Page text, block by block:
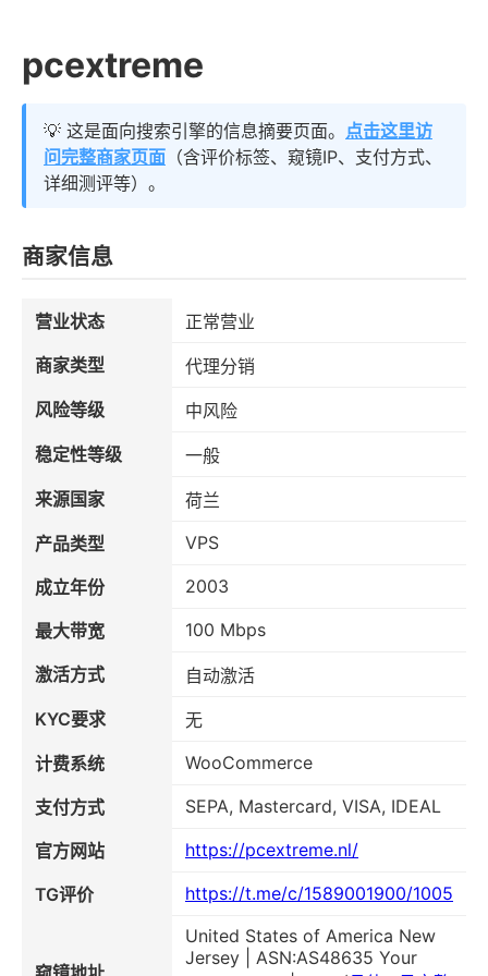
pcextreme
💡 这是面向搜索引擎的信息摘要页面。 点击这里访
问完整商家页面 （含评价标签、窥镜IP、支付方式、
详细测评等）。
商家信息
营业状态
正常营业
商家类型
代理分销
风险等级
中风险
稳定性等级
一般
来源国家
荷兰
产品类型
VPS
成立年份 2003
最大带宽 100 Mbps
激活方式
自动激活
KYC要求
无
计费系统
WooCommerce
支付方式 SEPA, Mastercard, VISA, IDEAL
官方网站 https://pcextreme.nl/
TG评价 https://t.me/c/1589001900/1005
United States of America New
Jersey | ASN:AS48635 Your